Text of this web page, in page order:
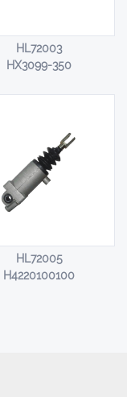
HL72003
HX3099-350
HL72005
H4220100100